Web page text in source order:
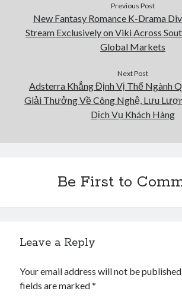
Previous Post
New Fantasy Romance K-Drama
Stream Exclusively on Viki Across
Global Markets
Next Post
Adsterra Khẳng Định Vị Thế Ngành
Giải Thưởng Về Công Nghệ, Lưu
Dịch Vụ Khách Hàng
Be First to
Leave a Reply
Your email address will not be published.
fields are marked*